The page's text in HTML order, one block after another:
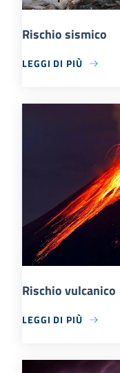
Rischio sismico
LEGGI DI PIÙ
Rischio vulcanico
LEGGI DI PIÙ